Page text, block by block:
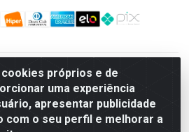
próprios e de
uma experiência
apresentar publicidade
com o seu perfil e melhorar a
LTDA - Rua Antônio do
Nossa Senhora de Fatima - São
334 - CNPJ 66.194.085/0001-
02